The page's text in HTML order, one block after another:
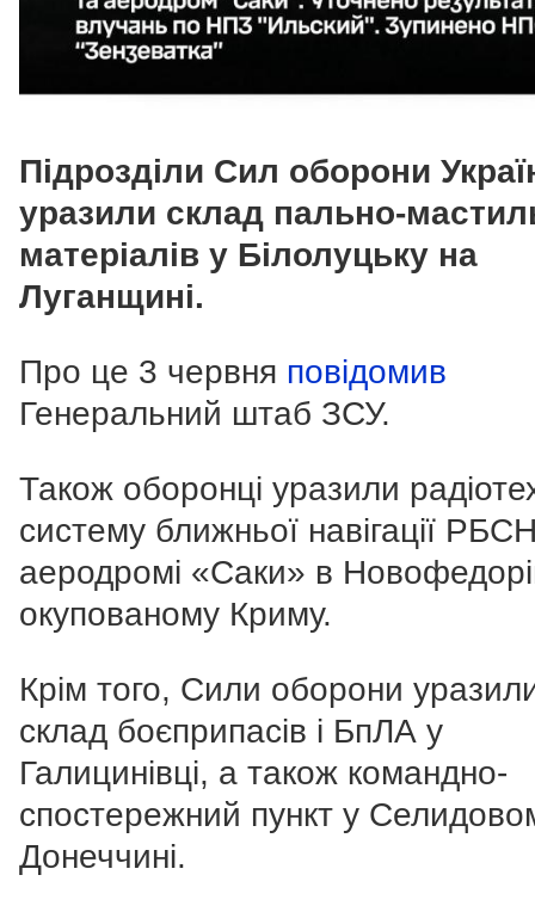
Підрозділи Сил оборони
уразили склад пально-
матеріалів у Білолуцьку на
Луганщині.
Про це 3 червня повідомив
Генеральний штаб ЗСУ.
Також оборонці уразили
систему ближньої навігації
аеродромі «Саки» в
окупованому Криму.
Крім того, Сили оборони
склад боєприпасів і БпЛА у
Галицинівці, а також командно-
спостережний пункт у
Донеччині.